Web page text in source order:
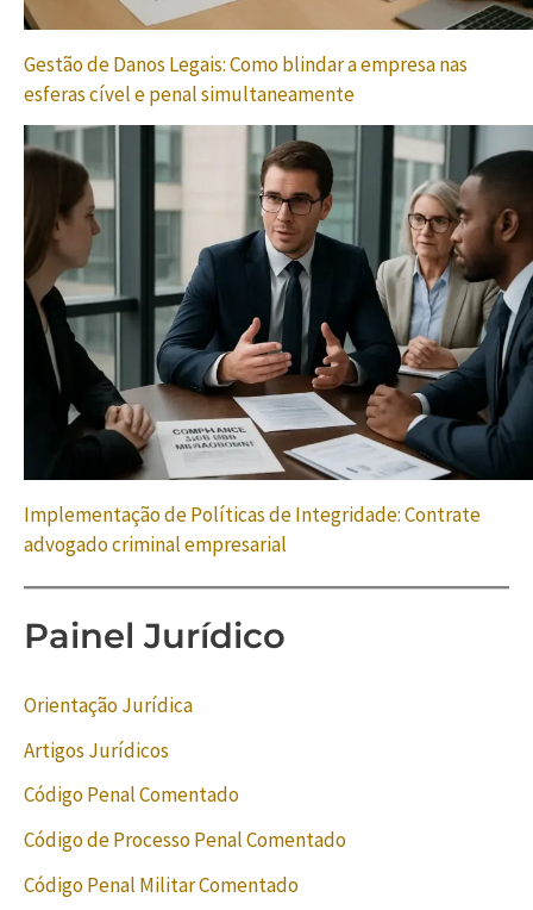
Gestão de Danos Legais: Como blindar a empresa nas
esferas cível e penal simultaneamente
Implementação de Políticas de Integridade: Contrate
advogado criminal empresarial
Painel Jurídico
Orientação Jurídica
Artigos Jurídicos
Código Penal Comentado
Código de Processo Penal Comentado
Código Penal Militar Comentado